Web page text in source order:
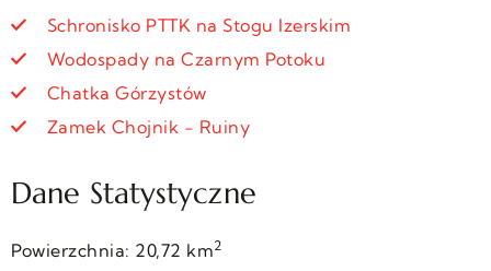
Schronisko PTTK na Stogu Izerskim
Wodospady na Czarnym Potoku
Chatka Górzystów
Zamek Chojnik - Ruiny
Dane Statystyczne
Powierzchnia: 20,72 km2